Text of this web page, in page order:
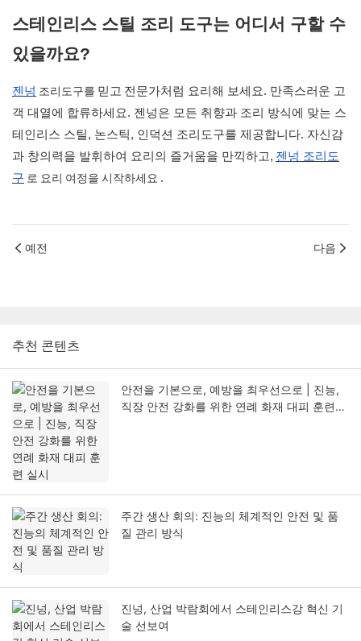
스테인리스 스틸 조리 도구는 어디서 구할 수
있을까요?
젠넝 조리도구를 믿고 전문가처럼 요리해 보세요. 만족스러운 고
객 대열에 합류하세요. 젠넝은 모든 취향과 조리 방식에 맞는 스
테인리스 스틸, 논스틱, 인덕션 조리도구를 제공합니다. 자신감
과 창의력을 발휘하여 요리의 즐거움을 만끽하고, 젠넝 조리도
구 로 요리 여정을 시작하세요 .
예전 다음
추천 콘텐츠
안전을 기본으로, 예방을 최우선으로 | 진능,
직장 안전 강화를 위한 연례 화재 대피 훈련
주간 생산 회의: 진능의 체계적인 안전 및 품
질 관리 방식
진넝, 산업 박람회에서 스테인리스강 혁신 기
술 선보여